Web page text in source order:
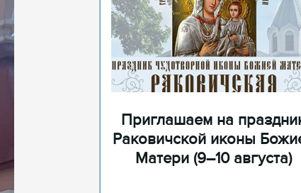
Приглашаем на
Раковичской иконы
Матери (9–10 августа)